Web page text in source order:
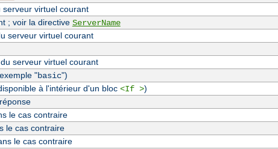
virtuel courant
; voir la directive ServerName
serveur virtuel courant
du serveur virtuel courant
"basic")
à l'intérieur d'un bloc <If >)
le cas contraire
le cas contraire
le cas contraire